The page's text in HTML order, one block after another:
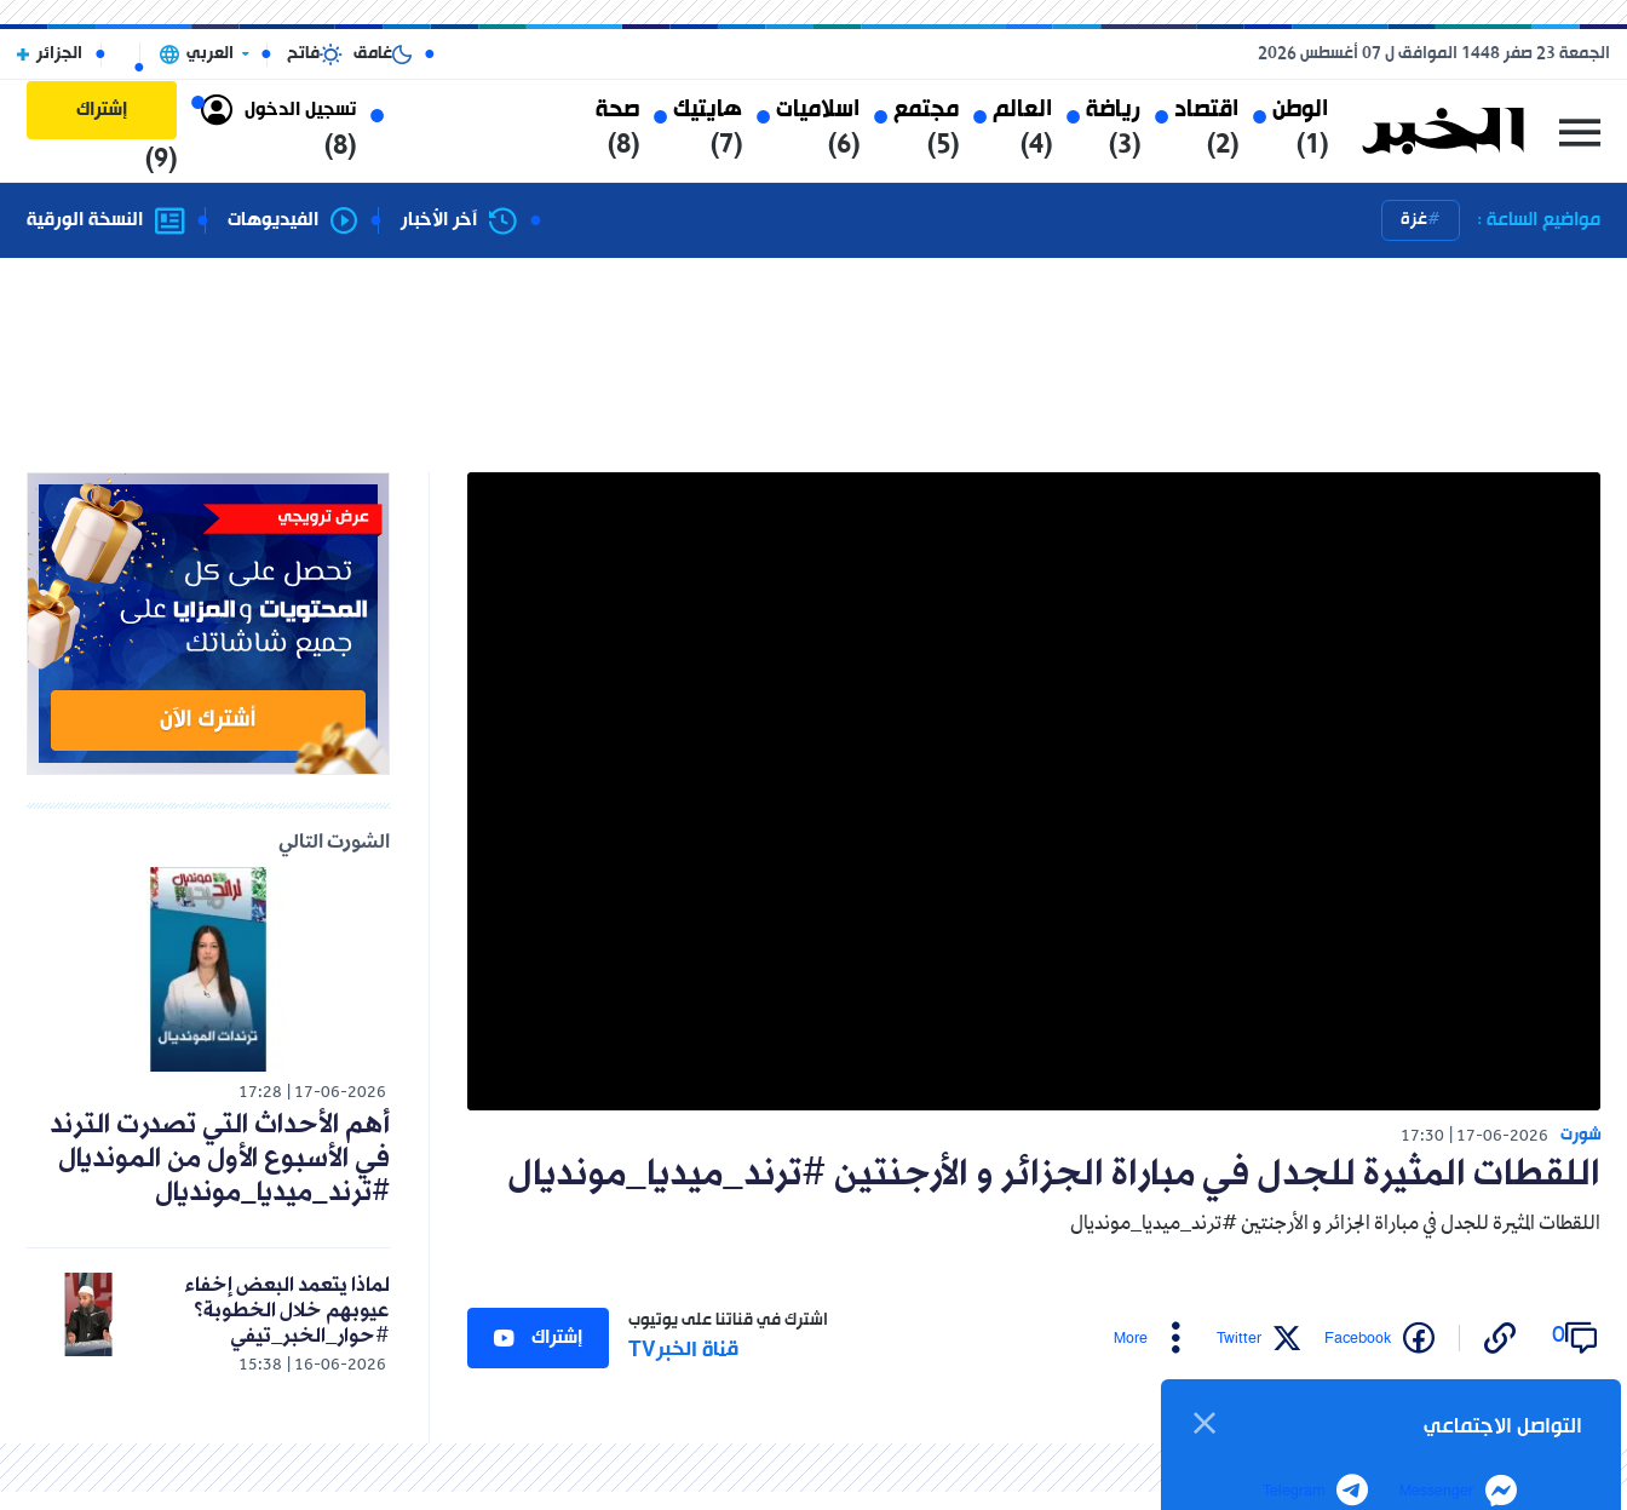
الوطن
(1)
اقتصاد
(2)
رياضة
(3)
العالم
(4)
مجتمع
(5)
اسلاميات
(6)
هايتيك
(7)
صحة
(8)
تسجيل الدخول
(8)
إشتراك
(9)
الجمعة 23 صفر 1448 الموافق ل 07 أغسطس 2026 غامق فاتح العربي الجزائر
مواضيع الساعة : غزة آخر الأخبار الفيديوهات النسخة الورقية
شورت 17-06-2026
17:30
اللقطات المثيرة للجدل في مباراة الجزائر و الأرجنتين #ترند_ميديا_مونديال
اللقطات المثيرة للجدل في مباراة الجزائر و الأرجنتين #ترند_ميديا_مونديال
0
Facebook
Twitter
More
التواصل الاجتماعي
Messenger
Telegram
اشترك في قناتنا على يوتيوب
قناة الخبرTV إشتراك
الشورت التالي
17-06-2026
17:28
أهم الأحداث التي تصدرت الترند
في الأسبوع الأول من المونديال
#ترند_ميديا_مونديال
16-06-2026
15:38
لماذا يتعمد البعض إخفاء
عيوبهم خلال الخطوبة؟
#حوار_الخبر_تيفي